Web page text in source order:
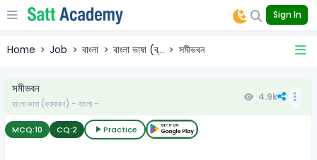
Sign In
Home Job বাংলা বাংলা ভাষা (ব্... সমীভবন
সমীভবন
বাংলা ভাষা (ব্যাকরণ) - বাংলা -
4.9k
MCQ:10 CQ:2 Practice